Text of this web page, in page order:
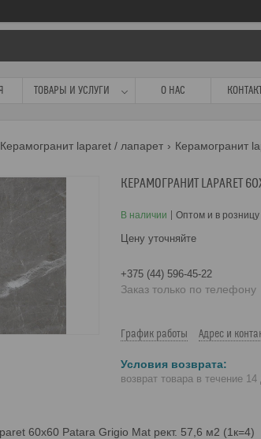
ТОВАРЫ И УСЛУГИ О НАС
Керамогранит laparet / лапарет Керамогранит
КЕРАМОГРАНИТ LAPARET
В наличии Оптом и в розницу
Цену уточняйте
+375 (44) 596-45-22
Заказ только по телефону
График работы Адрес и
возврат товара в течение 14
60x60 Patara Grigio Mat рект. 57,6 м2 (1к=4)